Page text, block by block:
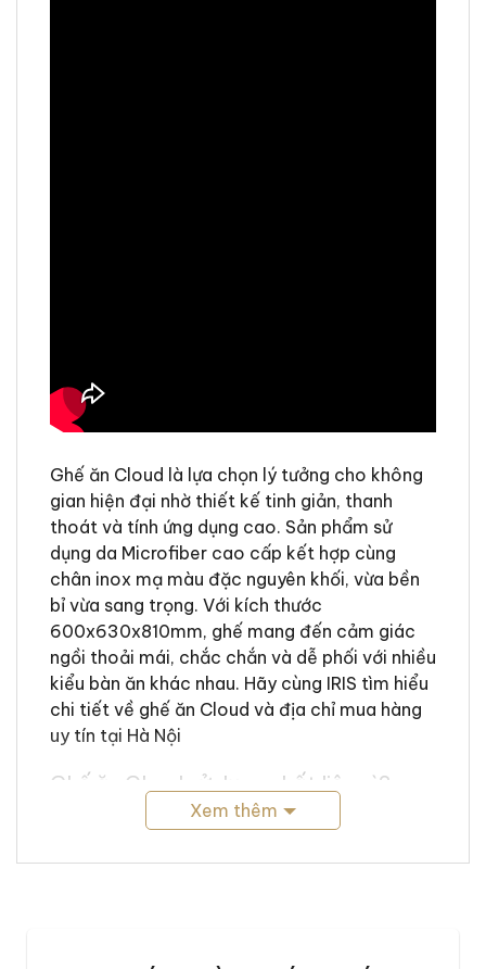
Ghế ăn Cloud là lựa chọn lý tưởng cho không
gian hiện đại nhờ thiết kế tinh giản, thanh
thoát và tính ứng dụng cao. Sản phẩm sử
dụng da Microfiber cao cấp kết hợp cùng
chân inox mạ màu đặc nguyên khối, vừa bền
bỉ vừa sang trọng. Với kích thước
600x630x810mm, ghế mang đến cảm giác
ngồi thoải mái, chắc chắn và dễ phối với nhiều
kiểu bàn ăn khác nhau. Hãy cùng IRIS tìm hiểu
chi tiết về ghế ăn Cloud và địa chỉ mua hàng
uy tín tại Hà Nội
Ghế ăn Cloud sử dụng chất liệu gì?
Xem thêm